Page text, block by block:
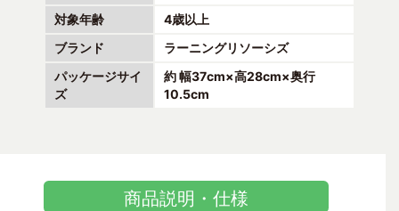
対象年齢
4歳以上
ブランド
ラーニングリソーシズ
パッケージサイ
ズ
約 幅37cm×高28cm×奥行
10.5cm
商品説明・仕様